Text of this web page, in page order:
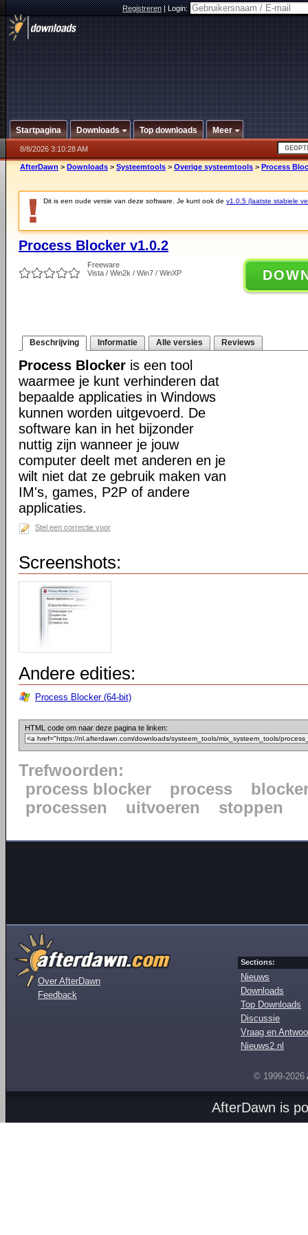
Registreren|Login:
Startpagina Downloads Top downloads Meer
8/8/2026 3:10:28 AM
AfterDawn > Downloads > Systeemtools > Overige systeemtools > Process
Dit is een oude versie van deze software. Je kunt ook de v1.0.5 (laatste stabiele
Process Blocker v1.0.2
Freeware
Vista / Win2k / Win7 / WinXP
Beschrijving Informatie Alle versies Reviews
Process Blocker is een tool
waarmee je kunt verhinderen dat
bepaalde applicaties in Windows
kunnen worden uitgevoerd. De
software kan in het bijzonder
nuttig zijn wanneer je jouw
computer deelt met anderen en je
wilt niet dat ze gebruik maken van
IM's, games, P2P of andere
applicaties.
Stel een correctie voor
Screenshots:
Andere edities:
Process Blocker (64-bit)
HTML code om naar deze pagina te linken:
Trefwoorden:
process blocker
process
processen
uitvoeren stoppen
Over AfterDawn
Feedback
Sections:
Nieuws
Downloads
Top Downloads
Discussie
Vraag en
Nieuws2.nl
© 1999-2026
AfterDawn is